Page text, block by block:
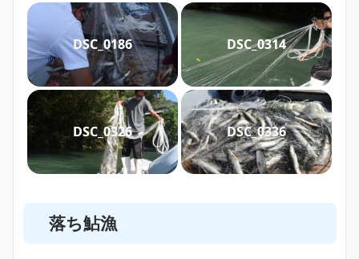
DSC_0186 DSC_0314
DSC_0326 DSC_0336
落ち鮎漁